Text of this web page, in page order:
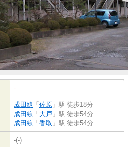
-
成田線 「佐原 」駅 徒歩18分
成田線 「大戸 」駅 徒歩54分
成田線 「香取 」駅 徒歩54分
-(-)